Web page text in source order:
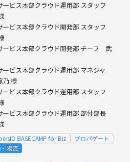
ービス本部クラウド運用部 スタッフ
ービス本部クラウド開発部 スタッフ
ービス本部クラウド開発部 チーフ 武
ービス本部クラウド運用部 マネジャ
様
ービス本部クラウド運用部 スタッフ
ービス本部クラウド運用部 部付部長
BASECAMP for Biz
プロパゲート
物流